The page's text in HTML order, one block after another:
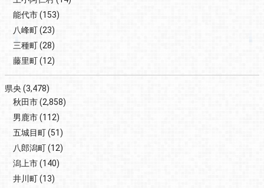
能代市(153)
八峰町(23)
三種町(28)
藤里町(12)
県央(3,478)
秋田市(2,858)
男鹿市(112)
五城目町(51)
八郎潟町(12)
潟上市(140)
井川町(13)